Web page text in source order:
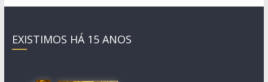
EXISTIMOS HÁ 15 ANOS